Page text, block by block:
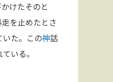
けたそのと
を止めたとさ
た。この神話
いる。